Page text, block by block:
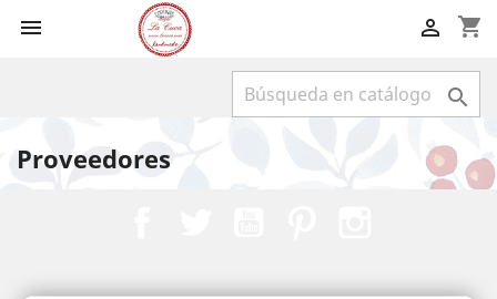
 shopping_cart


Proveedores